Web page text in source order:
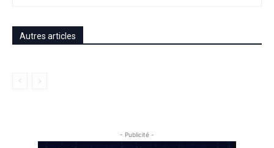
Autres articles
- Publicité -